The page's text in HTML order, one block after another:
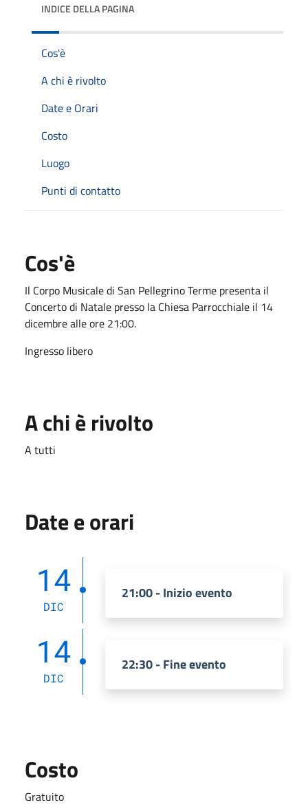
INDICE DELLA PAGINA
Cos'è
A chi è rivolto
Date e Orari
Costo
Luogo
Punti di contatto
Cos'è
Il Corpo Musicale di San Pellegrino Terme presenta il
Concerto di Natale presso la Chiesa Parrocchiale il 14
dicembre alle ore 21:00.
Ingresso libero
A chi è rivolto
A tutti
Date e orari
14
DIC
21:00 - Inizio evento
14
DIC
22:30 - Fine evento
Costo
Gratuito